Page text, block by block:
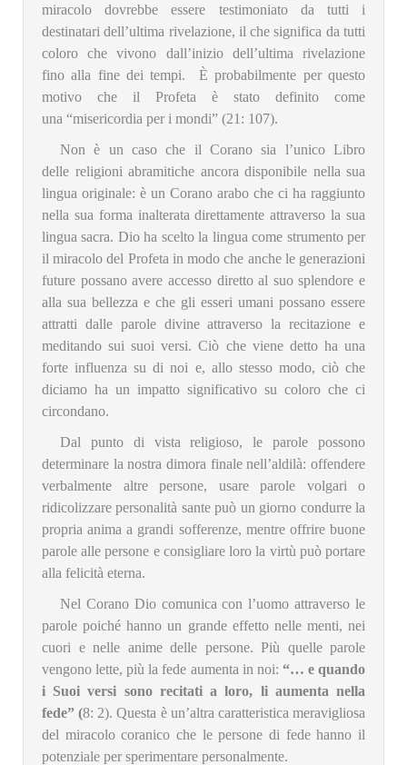
miracolo dovrebbe essere testimoniato da tutti i
destinatari dell’ultima rivelazione, il che significa da tutti
coloro che vivono dall’inizio dell’ultima rivelazione
fino alla fine dei tempi. È probabilmente per questo
motivo che il Profeta è stato definito come
una “misericordia per i mondi” (21: 107).
Non è un caso che il Corano sia l’unico Libro
delle religioni abramitiche ancora disponibile nella sua
lingua originale: è un Corano arabo che ci ha raggiunto
nella sua forma inalterata direttamente attraverso la sua
lingua sacra. Dio ha scelto la lingua come strumento per
il miracolo del Profeta in modo che anche le generazioni
future possano avere accesso diretto al suo splendore e
alla sua bellezza e che gli esseri umani possano essere
attratti dalle parole divine attraverso la recitazione e
meditando sui suoi versi. Ciò che viene detto ha una
forte influenza su di noi e, allo stesso modo, ciò che
diciamo ha un impatto significativo su coloro che ci
circondano.
Dal punto di vista religioso, le parole possono
determinare la nostra dimora finale nell’aldilà: offendere
verbalmente altre persone, usare parole volgari o
ridicolizzare personalità sante può un giorno condurre la
propria anima a grandi sofferenze, mentre offrire buone
parole alle persone e consigliare loro la virtù può portare
alla felicità eterna.
Nel Corano Dio comunica con l’uomo attraverso le
parole poiché hanno un grande effetto nelle menti, nei
cuori e nelle anime delle persone. Più quelle parole
vengono lette, più la fede aumenta in noi: “… e quando
i Suoi versi sono recitati a loro, li aumenta nella
fede” (8: 2). Questa è un’altra caratteristica meravigliosa
del miracolo coranico che le persone di fede hanno il
potenziale per sperimentare personalmente.